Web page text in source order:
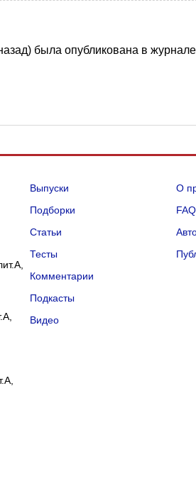
была опубликована в журнале
Выпуски
Подборки
Статьи
Тесты
Комментарии
Подкасты
Видео
О
FAQ